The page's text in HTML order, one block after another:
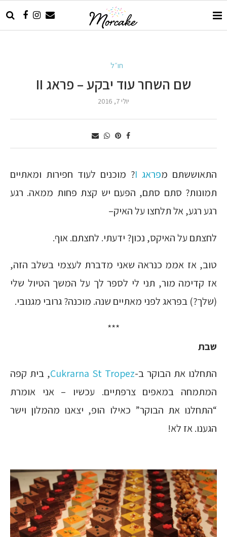
חו״ל
שם השחר עוד יבקע – פראג II
יולי 7, 2016
התאוששתם מפראג I ? מוכנים לעוד חפירות ומאתיים
תמונות? סתם סתם, הפעם יש קצת פחות ממאה. רגע
רגע רגע, אל תלחצו על האיק–
לחצתם על האיקס, נכון? ידעתי. לחצתם. אוף.
טוב, אז אממ כנראה שאני מדברת לעצמי בשלב הזה,
אז קדימה מור, תני לי לספר לך על המשך הטיול שלי
(שלך?) בפראג לפני מאתיים שנה. מוכנה? גרובי מגנובי.
***
שבת
התחלנו את הבוקר ב-Cukrarna St Tropez, בית קפה
המתמחה במאפים צרפתיים. עכשיו – אני אומרת
“התחלנו את הבוקר” כאילו הופ, יצאנו מהמלון וישר
הגענו. אז לא!